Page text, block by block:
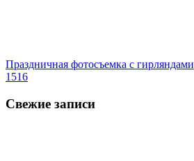
Праздничная фотосъемка с гирляндами
1516
Свежие записи